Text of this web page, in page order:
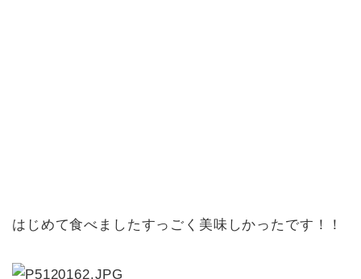
はじめて食べましたすっごく美味しかったです！！